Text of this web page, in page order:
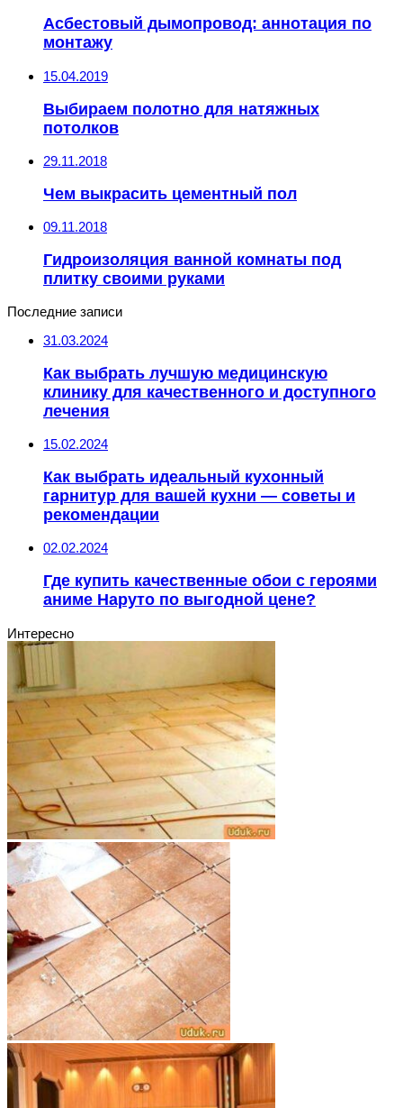
Асбестовый дымопровод: аннотация по
монтажу
15.04.2019
Выбираем полотно для натяжных
потолков
29.11.2018
Чем выкрасить цементный пол
09.11.2018
Гидроизоляция ванной комнаты под
плитку своими руками
Последние записи
31.03.2024
Как выбрать лучшую медицинскую
клинику для качественного и доступного
лечения
15.02.2024
Как выбрать идеальный кухонный
гарнитур для вашей кухни — советы и
рекомендации
02.02.2024
Где купить качественные обои с героями
аниме Наруто по выгодной цене?
Интересно